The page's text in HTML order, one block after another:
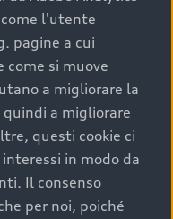
e a una maggiore
una manutenzione
degli interni: una
cura e attenzione del
l'utente
pagine a cui
come si muove
a migliorare la
a migliorare
questi cookie ci
in modo da
Il consenso
per noi, poiché